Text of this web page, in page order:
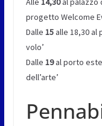
progetto Welcome
Dalle 15alle 18,30 al
volo’
Dalle 19al porto
dell’arte’